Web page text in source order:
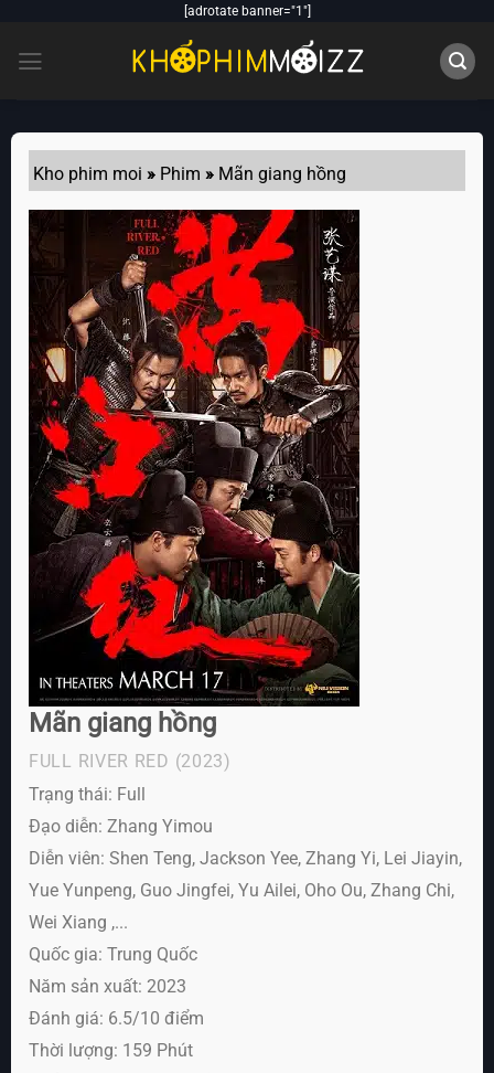
content
[adrotate banner="1"]
Kho phim moi » Phim » Mãn giang hồng
Mãn giang hồng
FULL RIVER RED (2023)
Trạng thái: Full
Đạo diễn: Zhang Yimou
Diễn viên: Shen Teng, Jackson Yee, Zhang Yi, Lei Jiayin,
Yue Yunpeng, Guo Jingfei, Yu Ailei, Oho Ou, Zhang Chi,
Wei Xiang ,...
Quốc gia: Trung Quốc
Năm sản xuất: 2023
Đánh giá: 6.5/10 điểm
Thời lượng: 159 Phút